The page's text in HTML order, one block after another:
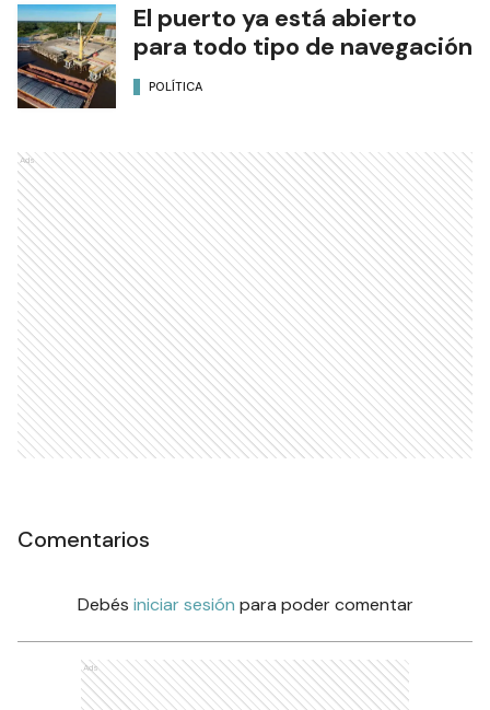
El puerto ya está abierto
para todo tipo de navegación
POLÍTICA
Ads
Comentarios
Debés iniciar sesión para poder comentar
Ads